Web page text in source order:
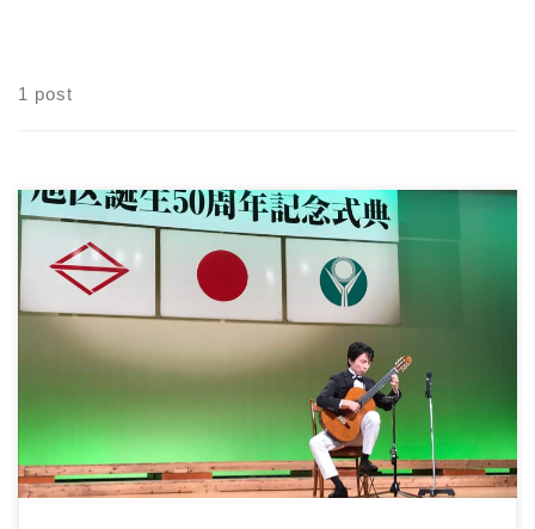
1 post
こんにちは、イハラ音楽教室の伊原鉄朗です。 だいぶご無沙汰
の投稿になってしまいました。 先日行われま […]